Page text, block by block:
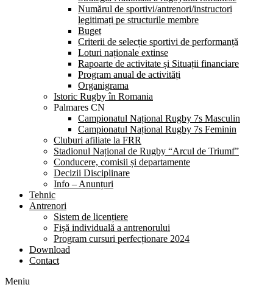
Numărul de sportivi/antrenori/instructori
legitimați pe structurile membre
Buget
Criterii de selecție sportivi de performanță
Loturi naționale extinse
Rapoarte de activitate și Situații financiare
Program anual de activități
Organigrama
Istoric Rugby în Romania
Palmares CN
Campionatul Național Rugby 7s Masculin
Campionatul Național Rugby 7s Feminin
Cluburi afiliate la FRR
Stadionul Național de Rugby “Arcul de Triumf”
Conducere, comisii și departamente
Decizii Disciplinare
Info – Anunțuri
Tehnic
Antrenori
Sistem de licențiere
Fișă individuală a antrenorului
Program cursuri perfecționare 2024
Download
Contact
Meniu